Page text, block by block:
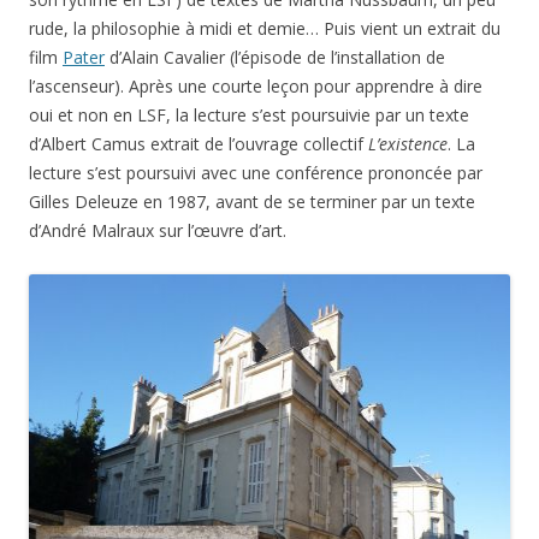
rude, la philosophie à midi et demie… Puis vient un extrait du
film Pater d’Alain Cavalier (l’épisode de l’installation de
l’ascenseur). Après une courte leçon pour apprendre à dire
oui et non en LSF, la lecture s’est poursuivie par un texte
d’Albert Camus extrait de l’ouvrage collectifL’existence. La
lecture s’est poursuivi avec une conférence prononcée par
Gilles Deleuze en 1987, avant de se terminer par un texte
d’André Malraux sur l’œuvre d’art.